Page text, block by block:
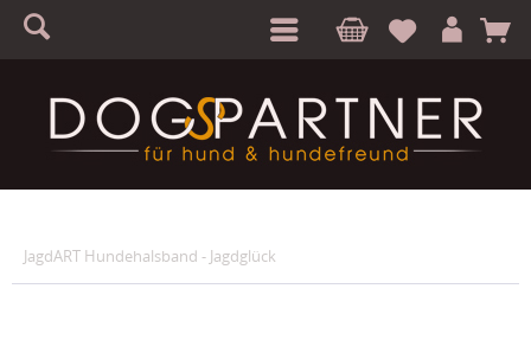
S A
JagdART Hundehalsband - Jagdglück